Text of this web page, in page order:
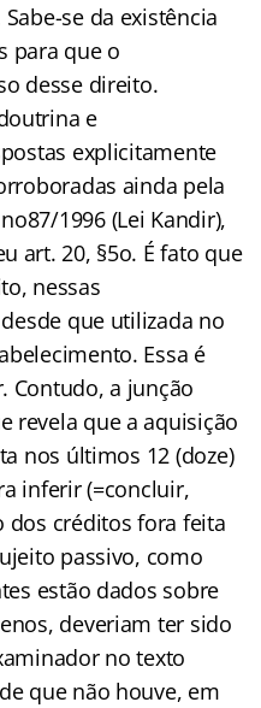
se da existência
para que o
desse direito.
e
explicitamente
ainda pela
1996 (Lei Kandir),
art. 20, §5o. É fato que
nessas
que utilizada no
Essa é
Contudo, a junção
revela que a aquisição
nos últimos 12 (doze)
inferir (=concluir,
dos créditos fora feita
passivo, como
estão dados sobre
deveriam ter sido
no texto
que não houve, em